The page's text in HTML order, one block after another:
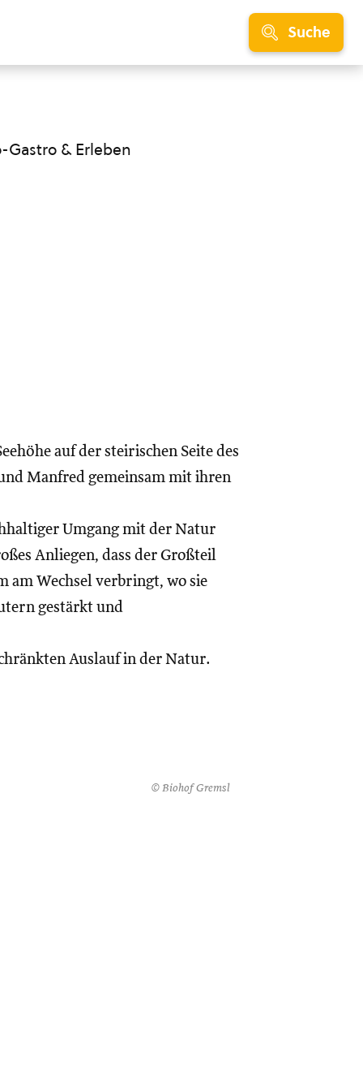
Suche
Gastro & Erleben
auf der steirischen Seite des
Manfred gemeinsam mit ihren
Umgang mit der Natur
Anliegen, dass der Großteil
am Wechsel verbringt, wo sie
gestärkt und
Auslauf in der Natur.
© Biohof Gremsl